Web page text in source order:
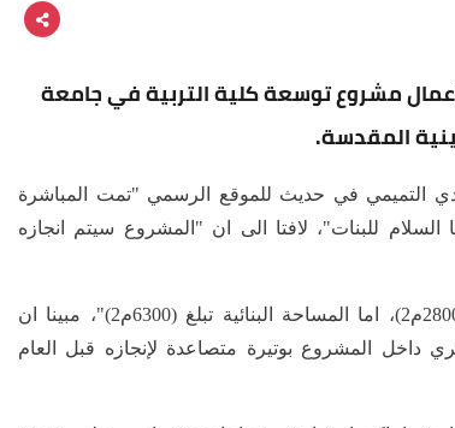
مشروع توسعة كلية التربية في جامعة
المقدسة.
التميمي في حديث للموقع الرسمي "تمت المباشرة
السلام للبنات"، لافتا الى ان "المشروع سيتم انجازه
واضاف ان "المشروع يشيد على أرض تبلغ مساحتها (2800م2)، اما المساحة البنائية تبلغ (6300م2)"، مبينا ان
وان الاعمال تجري داخل المشروع بوتيرة متصاعدة لإنجازه قبل العام